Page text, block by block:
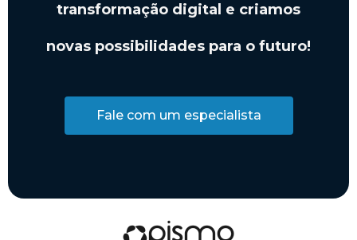
transformação digital e criamos
novas possibilidades para o futuro!
Fale com um especialista